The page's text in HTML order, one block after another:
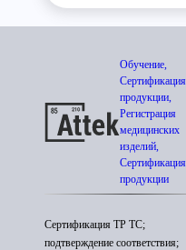
Обучение,
Сертификация
продукции,
Регистрация
медицинских
изделий,
Сертификация
продукции
Сертификация ТР ТС;
подтверждение соответствия;